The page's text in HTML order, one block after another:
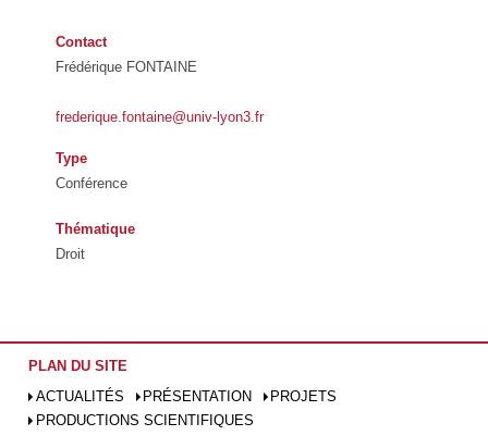
Contact
Frédérique FONTAINE
frederique.fontaine@univ-lyon3.fr
Type
Conférence
Thématique
Droit
PLAN DU SITE
ACTUALITÉS
PRÉSENTATION
PROJETS
PRODUCTIONS SCIENTIFIQUES